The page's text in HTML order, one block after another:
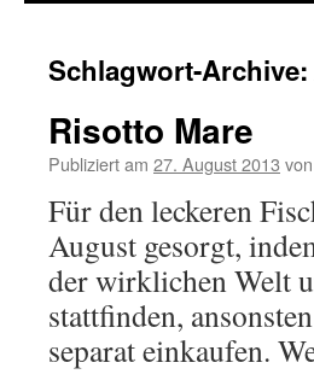
Schlagwort-Archive:
Risotto Mare
Publiziert am 27. August 2013 von
Für den leckeren
August gesorgt,
der wirklichen Welt
stattfinden,
separat einkaufen.